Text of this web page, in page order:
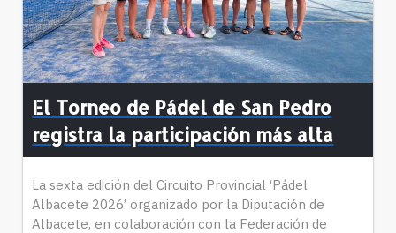
El Torneo de Pádel de San Pedro
registra la participación más alta
La sexta edición del Circuito Provincial ‘Pádel
Albacete 2026’ organizado por la Diputación de
Albacete, en colaboración con la Federación de